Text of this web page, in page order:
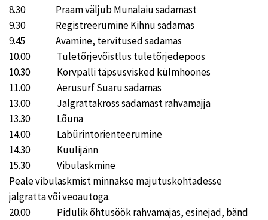
8.30 Praam väljub Munalaiu sadamast
9.30 Registreerumine Kihnu sadamas
9.45 Avamine, tervitused sadamas
10.00 Tuletõrjevõistlus tuletõrjedepoos
10.30 Korvpalli täpsusvisked külmhoones
11.00 Aerusurf Suaru sadamas
13.00 Jalgrattakross sadamast rahvamajja
13.30 Lõuna
14.00 Labürintorienteerumine
14.30 Kuulijänn
15.30 Vibulaskmine
Peale vibulaskmist minnakse majutuskohtadesse
jalgratta või veoautoga.
20.00 Pidulik õhtusöök rahvamajas, esinejad, bänd